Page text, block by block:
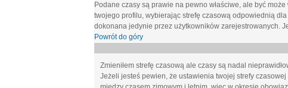
Podane czasy są prawie na pewno właściwe, ale być
twojego profilu, wybierając strefę czasową odpowiednią
dokonana jedynie przez użytkowników zarejestrowanych.
Powrót do góry
Zmieniłem strefę czasową ale czasy są nadal
Jeżeli jesteś pewien, że ustawienia twojej strefy